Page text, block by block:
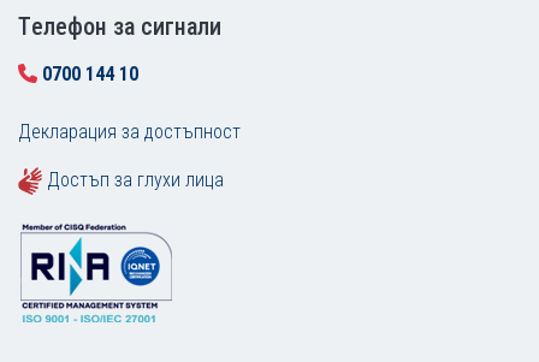
Tелефон за сигнали
0700 144 10
Декларация за достъпност
Достъп за глухи лица